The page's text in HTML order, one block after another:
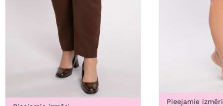
Pieejamie izmēri